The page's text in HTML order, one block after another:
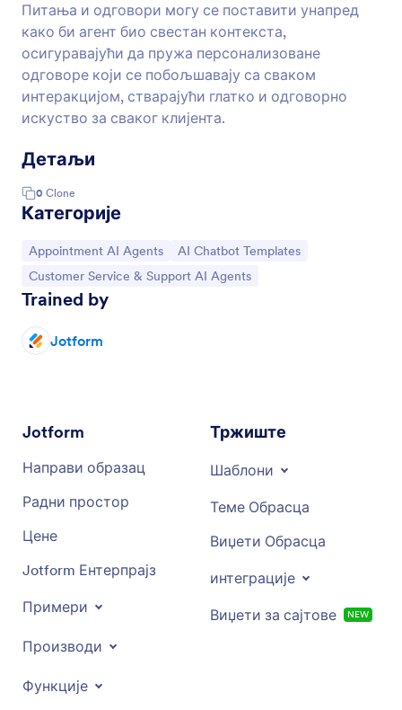
Питања и одговори могу се поставити унапред
како би агент био свестан контекста,
осигуравајући да пружа персонализоване
одговоре који се побољшавају са сваком
интеракцијом, стварајући глатко и одговорно
искуство за сваког клијента.
Детаљи
0 Clone
Категорије
Иди на категорију:
Appointment AI Agents Иди на категорију:
AI Chatbot Templates
Иди на категорију:
Customer Service & Support AI Agents
Trained by
Jotform
Jotform
Направи образац
Радни простор
Цене
Jotform Ентерпрајз
Примери
Производи
Функције
Тржиште
Шаблони
Теме Обрасца
Виџети Обрасца
интеграције
Виџети за сајтове NEW